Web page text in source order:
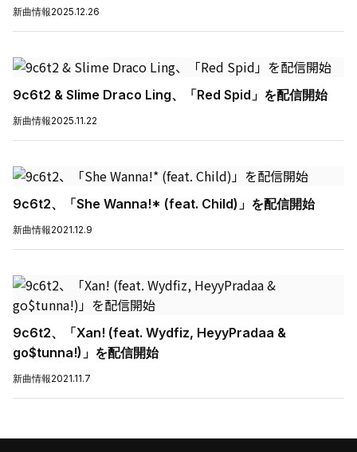
新曲情報2025.12.26
9c6t2 & Slime Draco Ling、「Red Spid」を配信開始
新曲情報2025.11.22
9c6t2、「She Wanna!* (feat. Child)」を配信開始
新曲情報2021.12.9
9c6t2、「Xan! (feat. Wydfiz, HeyyPradaa &
go$tunna!)」を配信開始
新曲情報2021.11.7